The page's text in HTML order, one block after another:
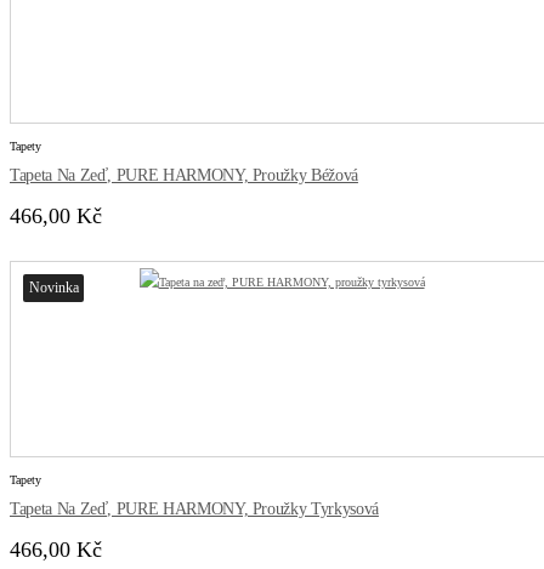
Tapety
Tapeta Na Zeď, PURE HARMONY, Proužky Béžová
466,00 Kč
Novinka
Tapety
Tapeta Na Zeď, PURE HARMONY, Proužky Tyrkysová
466,00 Kč